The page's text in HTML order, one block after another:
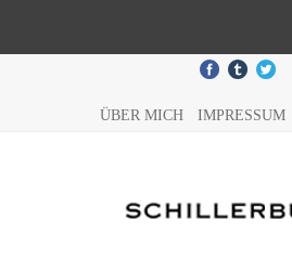
ÜBER MICH IMPRESSUM